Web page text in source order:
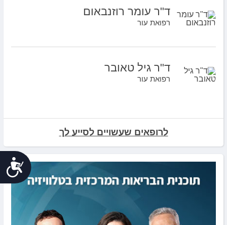
ד"ר עומר רוזנבאום
רפואת עור
ד"ר גיל טאובר
רפואת עור
לרופאים שעשויים לסייע לך